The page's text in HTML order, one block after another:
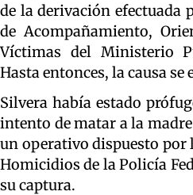
de la derivación efectuada
de Acompañamiento,
Víctimas del Ministerio
Hasta entonces, la causa
Silvera había estado
intento de matar a la
un operativo dispuesto por
Homicidios de la Policía
su captura.